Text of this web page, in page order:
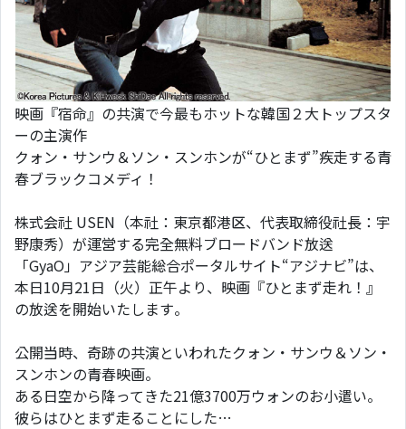
映画『宿命』の共演で今最もホットな韓国２大トップスタ
ーの主演作
クォン・サンウ＆ソン・スンホンが“ひとまず”疾走する青
春ブラックコメディ！
株式会社 USEN（本社：東京都港区、代表取締役社長：宇
野康秀）が運営する完全無料ブロードバンド放送
「GyaO」アジア芸能総合ポータルサイト“アジナビ”は、
本日10月21日（火）正午より、映画『ひとまず走れ！』
の放送を開始いたします。
公開当時、奇跡の共演といわれたクォン・サンウ＆ソン・
スンホンの青春映画。
ある日空から降ってきた21億3700万ウォンのお小遣い。
彼らはひとまず走ることにした…